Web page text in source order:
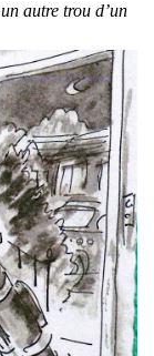
autre trou d’un